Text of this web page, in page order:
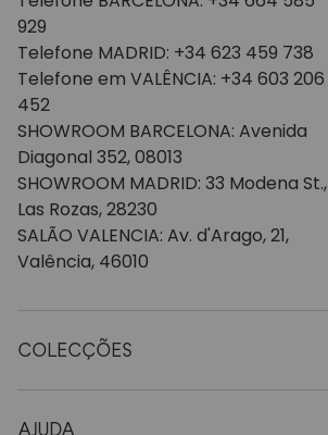
929
Telefone MADRID: +34 623 459 738
Telefone em VALÊNCIA: +34 603 206
452
SHOWROOM BARCELONA: Avenida
Diagonal 352, 08013
SHOWROOM MADRID: 33 Modena St.,
Las Rozas, 28230
SALÃO VALENCIA: Av. d'Arago, 21,
Valência, 46010
COLECÇÕES
Mesas de madeira
AJUDA